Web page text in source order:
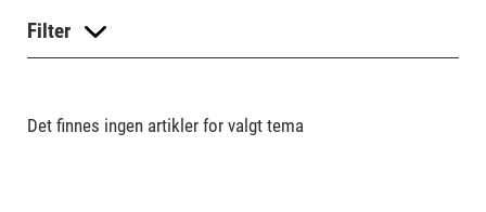
Filter
Det finnes ingen artikler for valgt tema